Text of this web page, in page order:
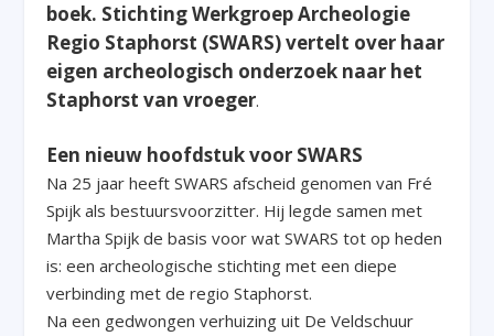
boek. Stichting Werkgroep Archeologie
Regio Staphorst (SWARS) vertelt over haar
eigen archeologisch onderzoek naar het
Staphorst van vroeger.
Een nieuw hoofdstuk voor SWARS
Na 25 jaar heeft SWARS afscheid genomen van Fré
Spijk als bestuursvoorzitter. Hij legde samen met
Martha Spijk de basis voor wat SWARS tot op heden
is: een archeologische stichting met een diepe
verbinding met de regio Staphorst.
Na een gedwongen verhuizing uit De Veldschuur